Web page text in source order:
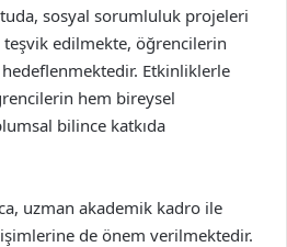
sosyal sorumluluk projeleri
edilmekte, öğrencilerin
Etkinliklerle
hem bireysel
bilince katkıda
uzman akademik kadro ile
de önem verilmektedir.